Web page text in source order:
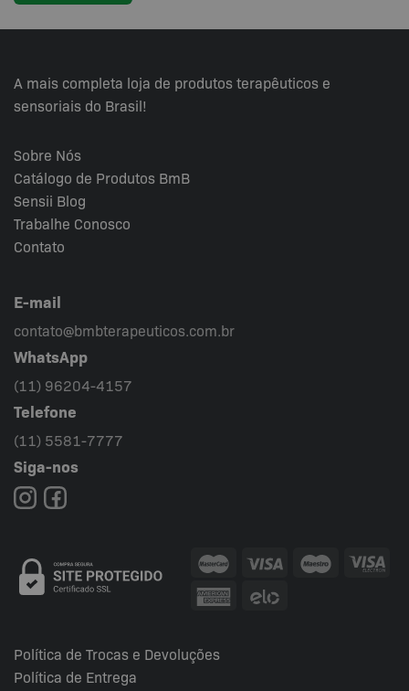
página
do
A mais completa loja de produtos terapêuticos e
sensoriais do Brasil!
Sobre Nós
Catálogo de Produtos BmB
Sensii Blog
Trabalhe Conosco
Contato
E-mail
contato@bmbterapeuticos.com.br
WhatsApp
(11) 96204-4157
Telefone
(11) 5581-7777
Siga-nos
Política de Trocas e Devoluções
Política de Entrega